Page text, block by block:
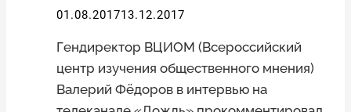
01.08.201713.12.2017
Гендиректор ВЦИОМ (Всероссийский
центр изучения общественного мнения)
Валерий Фёдоров в интервью на